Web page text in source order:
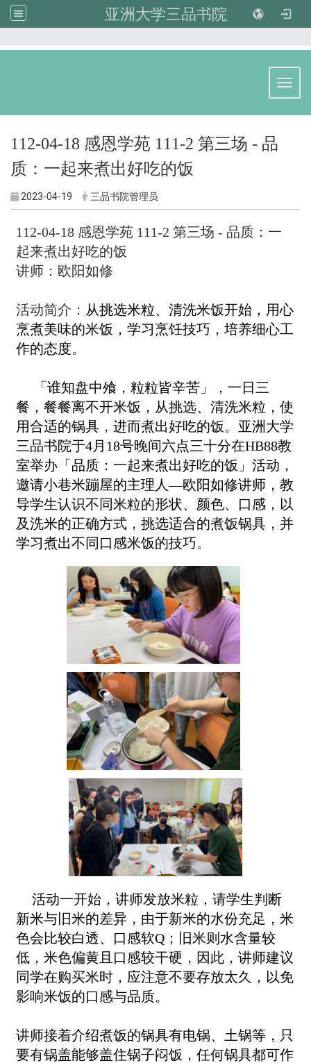
亚洲大学三品书院
112-04-18 感恩学苑 111-2 第三场 - 品
质：一起来煮出好吃的饭
2023-04-19 三品书院管理员
112-04-18 感恩学苑 111-2 第三场 - 品质：一
起来煮出好吃的饭
讲师：欧阳如修
活动简介： 从挑选米粒、清洗米饭开始，用心
烹煮美味的米饭，学习烹饪技巧，培养细心工
作的态度。
「谁知盘中飧，粒粒皆辛苦」，一日三
餐，餐餐离不开米饭，从挑选、清洗米粒，使
用合适的锅具，进而煮出好吃的饭。亚洲大学
三品书院于4月 18号晚间六点三十分在HB88教
室举办「品质：一起来煮出好吃的饭」活动，
邀请小巷米蹦屋的主理人­­­­—欧阳如修讲师，教
导学生认识不同米粒的形状、颜色、口感，以
及洗米的正确方式，挑选适合的煮饭锅具，并
学习煮出不同口感米饭的技巧。
活动一开始，讲师发放米粒，请学生判断
新米与旧米的差异，由于新米的水份充足，米
色会比较白透、口感软Q ；旧米则水含量较
低，米色偏黄且口感较干硬，因此，讲师建议
同学在购买米时，应注意不要存放太久，以免
影响米饭的口感与品质。
讲师接着介绍煮饭的锅具有电锅、土锅等，只
要有锅盖能够盖住锅子闷饭，任何锅具都可作